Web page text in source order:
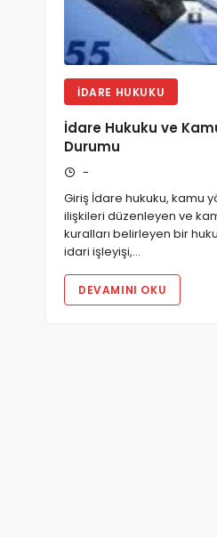
İDARE HUKUKU
İdare Hukuku ve
Durumu
-
Giriş İdare hukuku, kamu
ilişkileri düzenleyen ve
kuralları belirleyen bir
idari işleyişi,…
DEVAMINI OKU